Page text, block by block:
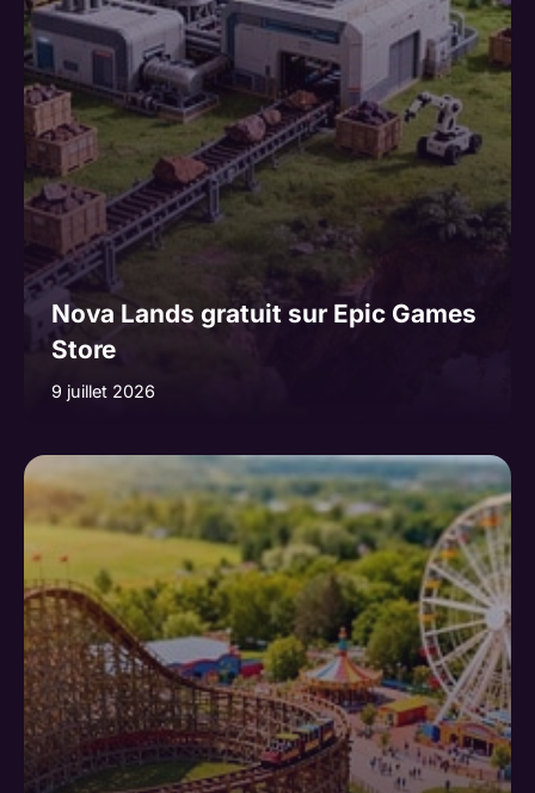
Nova Lands gratuit sur Epic Games
Store
9 juillet 2026